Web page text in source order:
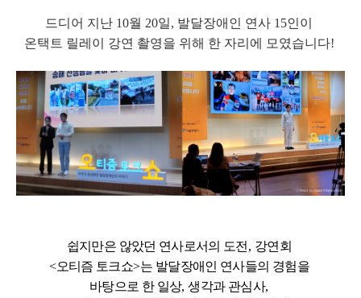
드디어 지난 10월 20일, 발달장애인 연사 15인이
온택트 릴레이 강연 촬영을 위해 한 자리에 모였습니다!
쉽지만은 않았던 연사로서의 도전 , 강연회
<오티즘 토크쇼>는 발달장애인 연사들의 경험을
바탕으로 한 일상,생각과 관심사,